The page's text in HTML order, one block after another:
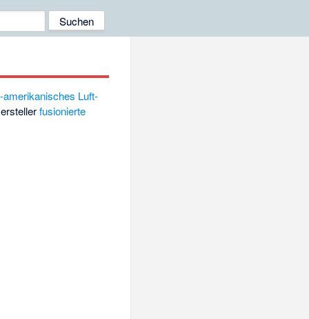
amerikanisches Luft-
fusionierte